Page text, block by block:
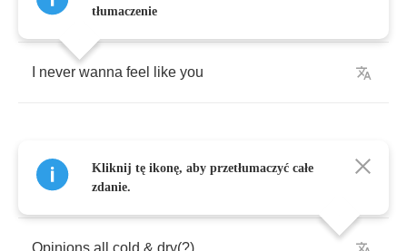
You make me sick
never wanna feel like you
Your hollow words
Opinions all cold & dry(?)
tłumaczenie
Kliknij tę ikonę, aby przetłumaczyć całe
zdanie.